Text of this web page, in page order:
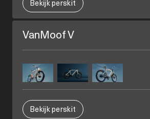
Bekijk perskit
VanMoof V
Bekijk perskit